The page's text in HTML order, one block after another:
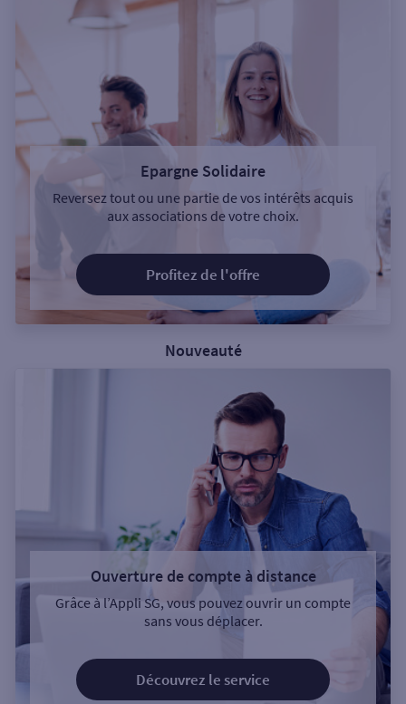
Epargne Solidaire
Reversez tout ou une partie de vos intérêts acquis
aux associations de votre choix.
Profitez de l'offre
Nouveauté
Ouverture de compte à distance
Grâce à l’Appli SG, vous pouvez ouvrir un compte
sans vous déplacer.
Découvrez le service